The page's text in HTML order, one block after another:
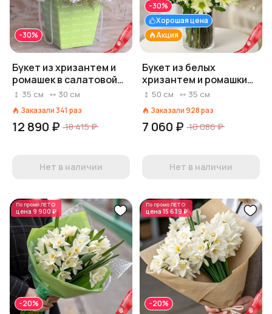
-30%
Букет из хризантем и
ромашек в салатовой
коробке
35 см 30 см
Заказали 341 раз
12 890 ₽ 18 415 ₽
Нет в наличии
Акция
Хорошая цена
-30%
Букет из белых
хризантем и ромашки
«Незабываемый»
50 см 35 см
Заказали928раз
7 060 ₽ 10 086 ₽
Нет в наличии
По промоЛЕТО
цена 9 900 ₽
-20%
По промоЛЕТО
цена 15 639 ₽
-20%